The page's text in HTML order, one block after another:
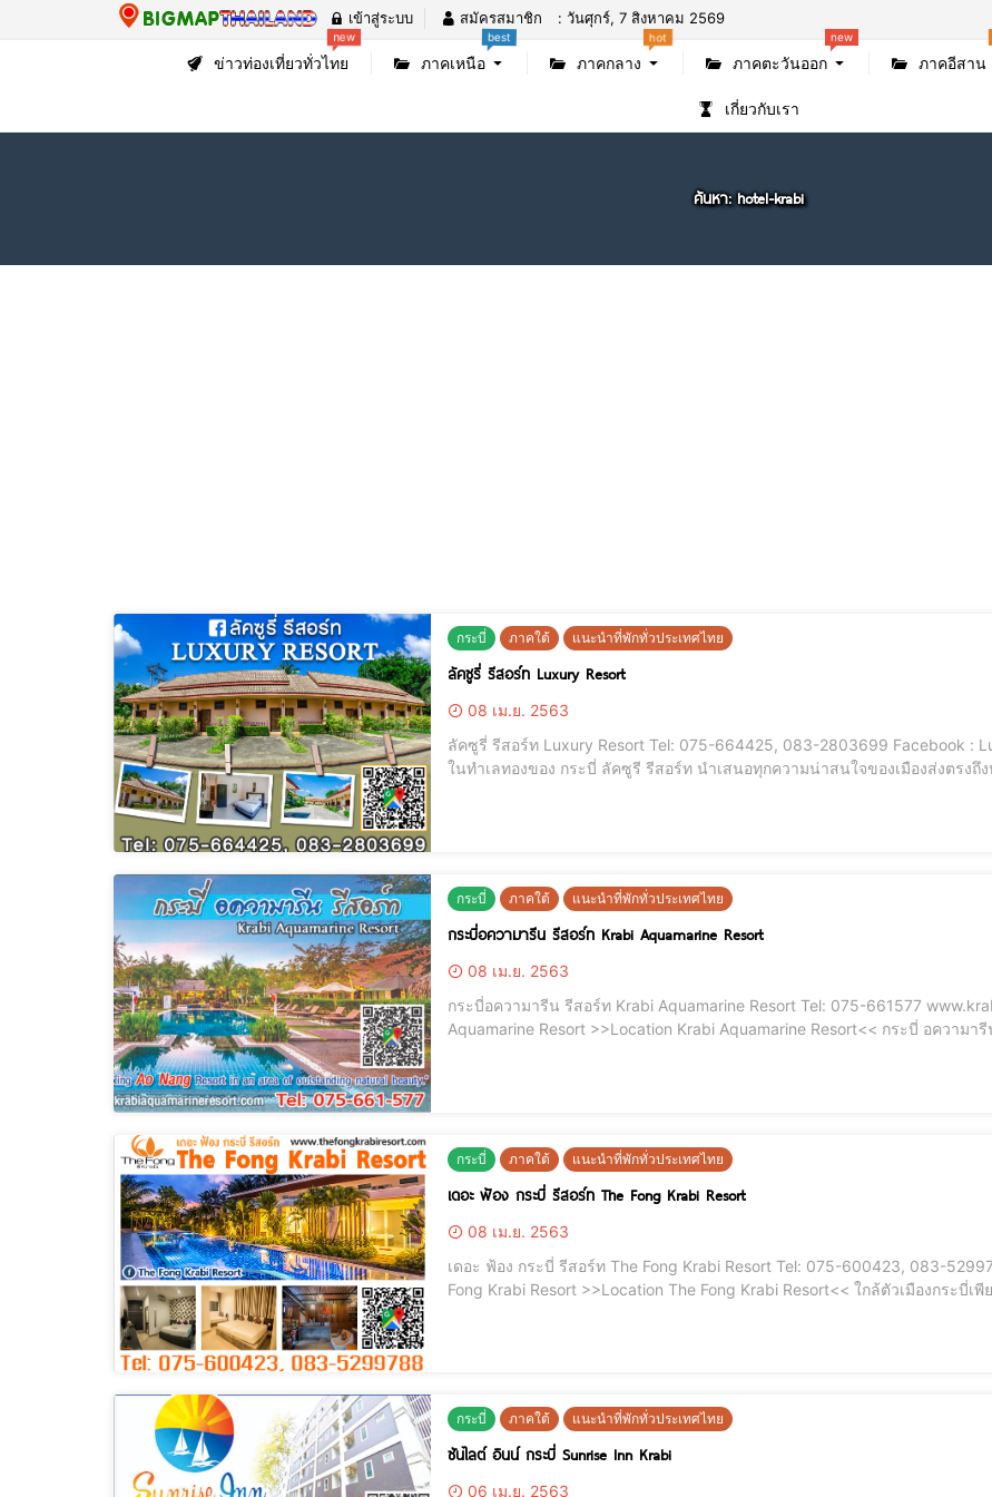
เข้าสู่ระบบ สมัครสมาชิก : วันศุกร์, 7 สิงหาคม 2569
ข่าวท่องเที่ยวทั่วไทย
new
ภาคเหนือ
best
ภาคกลาง
hot
ภาคตะวันออก ภาคอีสาน
เกี่ยวกับเรา
ค้นหา: hotel-krabi
กระบี่ ภาคใต้ แนะนำที่พักทั่วประเทศไทย
ลัคซูรี่ รีสอร์ท Luxury Resort
08 เม.ย. 2563
ลัคซูรี่ รีสอร์ท Luxury Resort Tel: 075-664425, 083-2803699 Facebook :
ในทำเลทองของ กระบี่ ลัคซูรี รีสอร์ท นำเสนอทุกความน่าสนใจของเมืองส่งตรง
กระบี่ ภาคใต้ แนะนำที่พักทั่วประเทศไทย
กระบี่อความารีน รีสอร์ท Krabi Aquamarine Resort
08 เม.ย. 2563
กระบี่อความารีน รีสอร์ท Krabi Aquamarine Resort Tel: 075-661577
Aquamarine Resort >>Location Krabi Aquamarine Resort<< กระบี่ อความ
กระบี่ ภาคใต้ แนะนำที่พักทั่วประเทศไทย
เดอะ ฟ้อง กระบี่ รีสอร์ท The Fong Krabi Resort
08 เม.ย. 2563
เดอะ ฟ้อง กระบี่ รีสอร์ท The Fong Krabi Resort Tel: 075-600423, 083-
Fong Krabi Resort >>Location The Fong Krabi Resort<< ใกล้ตัวเมืองกระบี่
กระบี่ ภาคใต้ แนะนำที่พักทั่วประเทศไทย
ซันไลต์ อินน์ กระบี่ Sunrise Inn Krabi
06 เม.ย. 2563